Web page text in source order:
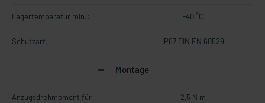
Lagertemperatur min.: -40 °C
Schutzart: IP67 DIN EN 60529
Montage
Anzugsdrehmoment für
2,5 N m